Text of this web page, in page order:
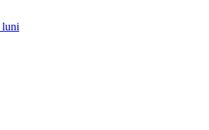
luni